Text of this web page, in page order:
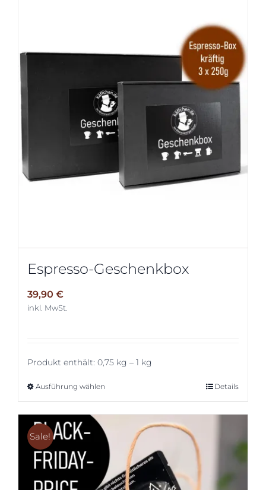
Espresso-Geschenkbox
39,90 €
inkl. MwSt.
Produkt enthält: 0,75 kg – 1 kg
Ausführung wählenDieses
weist
mehrere
Varianten
auf.
Die
Optionen
Details
Sale!